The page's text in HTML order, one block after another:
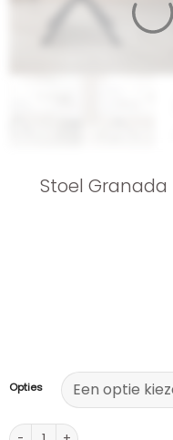
Stoel Granada
Opties
Stoel Granada Draaibaar